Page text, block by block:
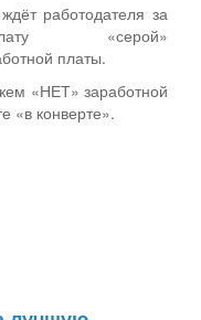
работодателя за
«серой»
платы.
«НЕТ» заработной
«в конверте».